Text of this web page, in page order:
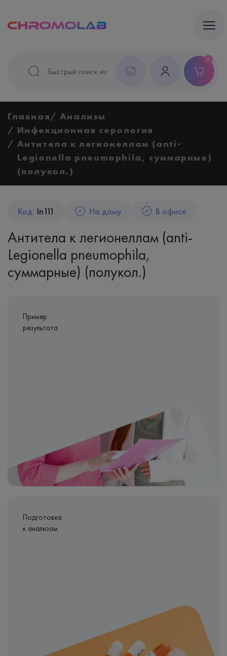
0
Главная
Анализы
Инфекционная серология
Антитела к легионеллам (anti-
Legionella pneumophila, суммарные)
(полукол.)
Код: In111 На дому В офисе
Антитела к легионеллам (anti-
Legionella pneumophila,
суммарные) (полукол.)
Пример
результата
Подготовка
к анализам